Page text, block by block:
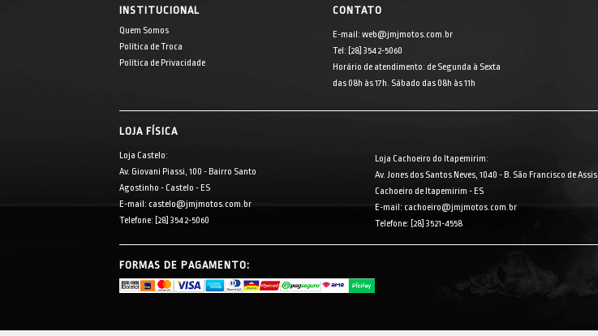
INSTITUCIONAL
Quem Somos
Política de Troca
Política de Privacidade
CONTATO
E-mail: web@jmjmotos.com.br
Tel: [28] 3542-5060
Horário de atendimento: de Segunda à Sexta
das 08h às 17h. Sábado das 08h às 11h
LOJA FÍSICA
Loja Castelo:
Av. Giovani Piassi, 100 - Bairro Santo
Agostinho - Castelo - ES
E-mail: castelo@jmjmotos.com.br
Telefone: [28] 3542-5060
Loja Cachoeiro do Itapemirim:
Av. Jones dos Santos Neves, 1040 - B. São Francisco de Assis
Cachoeiro de Itapemirim - ES
E-mail: cachoeiro@jmjmotos.com.br
Telefone: [28] 3521-4558
FORMAS DE PAGAMENTO: